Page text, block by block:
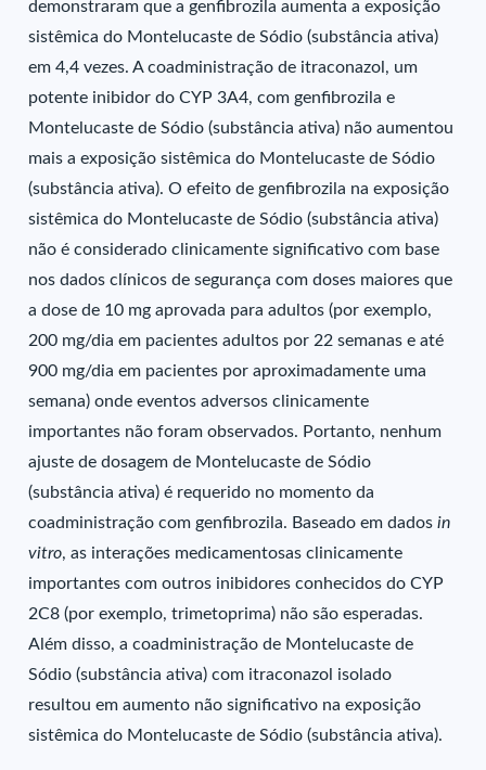
demonstraram que a genfibrozila aumenta a exposição
sistêmica do Montelucaste de Sódio (substância ativa)
em 4,4 vezes. A coadministração de itraconazol, um
potente inibidor do CYP 3A4, com genfibrozila e
Montelucaste de Sódio (substância ativa) não aumentou
mais a exposição sistêmica do Montelucaste de Sódio
(substância ativa). O efeito de genfibrozila na exposição
sistêmica do Montelucaste de Sódio (substância ativa)
não é considerado clinicamente significativo com base
nos dados clínicos de segurança com doses maiores que
a dose de 10 mg aprovada para adultos (por exemplo,
200 mg/dia em pacientes adultos por 22 semanas e até
900 mg/dia em pacientes por aproximadamente uma
semana) onde eventos adversos clinicamente
importantes não foram observados. Portanto, nenhum
ajuste de dosagem de Montelucaste de Sódio
(substância ativa) é requerido no momento da
coadministração com genfibrozila. Baseado em dadosin
vitro, as interações medicamentosas clinicamente
importantes com outros inibidores conhecidos do CYP
2C8 (por exemplo, trimetoprima) não são esperadas.
Além disso, a coadministração de Montelucaste de
Sódio (substância ativa) com itraconazol isolado
resultou em aumento não significativo na exposição
sistêmica do Montelucaste de Sódio (substância ativa).